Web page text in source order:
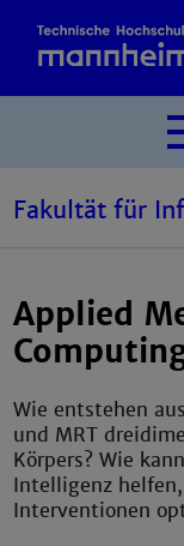
Fakultät für
Applied
Wie entstehen
und MRT
Körpers? Wie
Intelligenz
Interventionen